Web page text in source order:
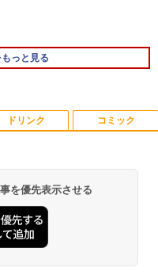
128GB 256GB 512GB 1
【デスクトップパソコ
っと見る
教科書 [ 綿本彰 ]
巻セット(1-22巻セット)
ドリンク
本
コミック
)
を優先表示させる